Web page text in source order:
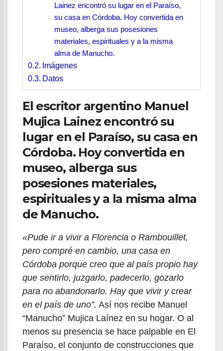
Lainez encontró su lugar en el Paraíso,
su casa en Córdoba. Hoy convertida en
museo, alberga sus posesiones
materiales, espirituales y a la misma
alma de Manucho.
Imágenes
Datos
El escritor argentino Manuel
Mujica Lainez encontró su
lugar en el Paraíso, su casa en
Córdoba. Hoy convertida en
museo, alberga sus
posesiones materiales,
espirituales y a la misma alma
de Manucho.
«Pude ir a vivir a Florencia o Rambouillet,
pero compré en cambio, una casa en
Córdoba porque creo que al país propio hay
que sentirlo, juzgarlo, padecerlo, gozarlo
para no abandonarlo. Hay que vivir y crear
en el país de uno”. Así nos recibe Manuel
“Manucho” Mujica Laínez en su hogar. O al
menos su presencia se hace palpable en El
Paraíso, el conjunto de construcciones que